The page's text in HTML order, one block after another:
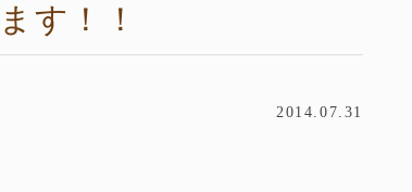
す！！
2014.07.31